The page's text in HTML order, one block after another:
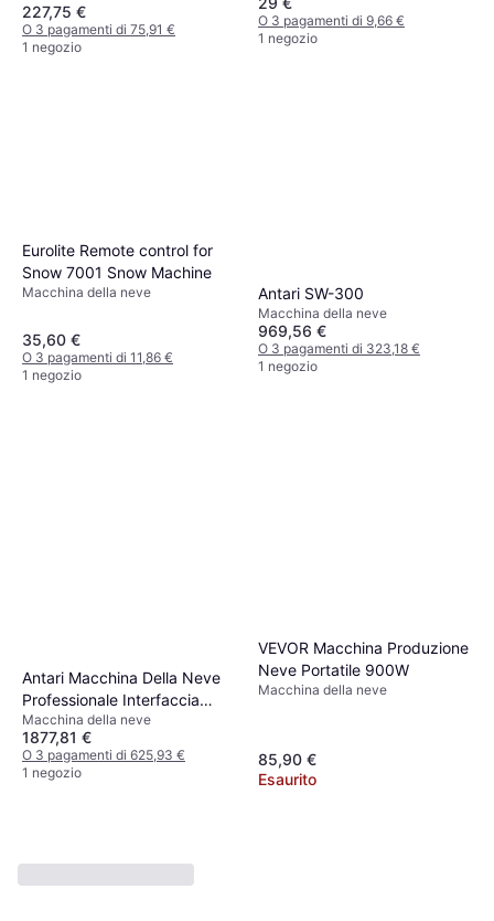
227,75 €
O 3 pagamenti di 75,91 €
1 negozio
O 3 pagamenti di 9,66 €
1 negozio
Eurolite Remote control for
Snow 7001 Snow Machine
Macchina della neve
35,60 €
O 3 pagamenti di 11,86 €
1 negozio
Antari SW-300
Macchina della neve
969,56 €
O 3 pagamenti di 323,18 €
1 negozio
Antari Macchina Della Neve
Professionale Interfaccia
Dmx 10 Metri Tubo S-500
Macchina della neve
1877,81 €
O 3 pagamenti di 625,93 €
1 negozio
VEVOR Macchina Produzione
Neve Portatile 900W
Macchina della neve
85,90 €
Esaurito